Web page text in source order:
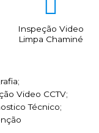
Inspeção Video
Limpa Chaminé
Video CCTV;
Técnico;